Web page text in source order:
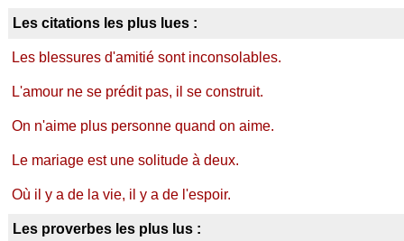
Les citations les plus lues :
Les blessures d'amitié sont inconsolables.
L'amour ne se prédit pas, il se construit.
On n'aime plus personne quand on aime.
Le mariage est une solitude à deux.
Où il y a de la vie, il y a de l'espoir.
Les proverbes les plus lus :